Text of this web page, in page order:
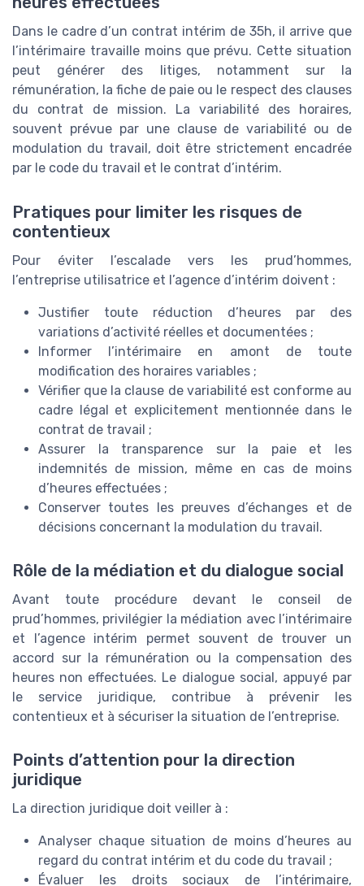
Dans le cadre d’un contrat intérim de 35h, il arrive que
l’intérimaire travaille moins que prévu. Cette situation
peut générer des litiges, notamment sur la
rémunération, la fiche de paie ou le respect des clauses
du contrat de mission. La variabilité des horaires,
souvent prévue par une clause de variabilité ou de
modulation du travail, doit être strictement encadrée
par le code du travail et le contrat d’intérim.
Pratiques pour limiter les risques de
contentieux
Pour éviter l’escalade vers les prud’hommes,
l’entreprise utilisatrice et l’agence d’intérim doivent :
Justifier toute réduction d’heures par des
variations d’activité réelles et documentées ;
Informer l’intérimaire en amont de toute
modification des horaires variables ;
Vérifier que la clause de variabilité est conforme au
cadre légal et explicitement mentionnée dans le
contrat de travail ;
Assurer la transparence sur la paie et les
indemnités de mission, même en cas de moins
d’heures effectuées ;
Conserver toutes les preuves d’échanges et de
décisions concernant la modulation du travail.
Rôle de la médiation et du dialogue social
Avant toute procédure devant le conseil de
prud’hommes, privilégier la médiation avec l’intérimaire
et l’agence intérim permet souvent de trouver un
accord sur la rémunération ou la compensation des
heures non effectuées. Le dialogue social, appuyé par
le service juridique, contribue à prévenir les
contentieux et à sécuriser la situation de l’entreprise.
Points d’attention pour la direction
juridique
La direction juridique doit veiller à :
Analyser chaque situation de moins d’heures au
regard du contrat intérim et du code du travail ;
Évaluer les droits sociaux de l’intérimaire,